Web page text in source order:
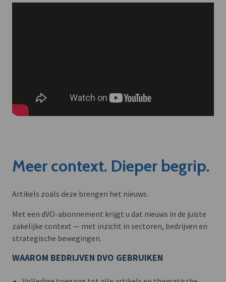
Meer context. Dieper begrip.
Artikels zoals deze brengen het nieuws.
Met een dVO-abonnement krijgt u dat nieuws in de juiste
zakelijke context — met inzicht in sectoren, bedrijven en
strategische bewegingen.
WAAROM BEDRIJVEN DVO GEBRUIKEN